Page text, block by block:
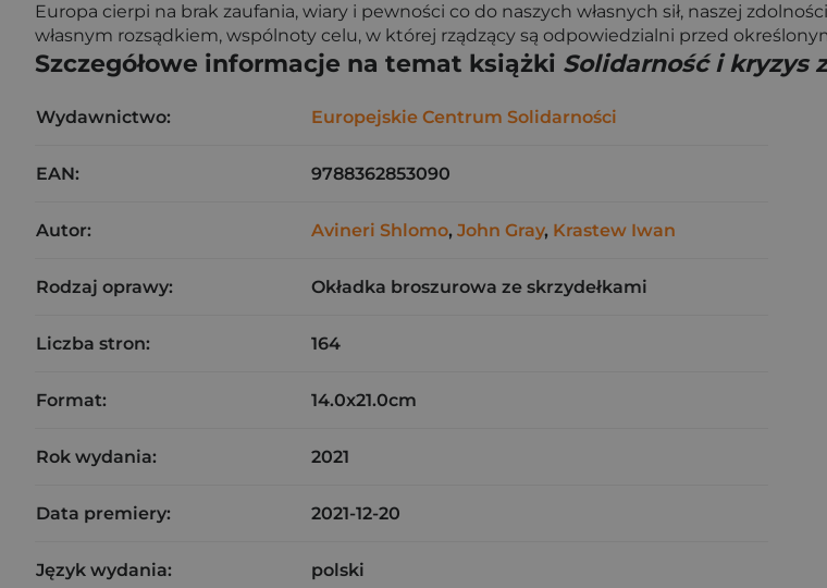
Europa cierpi na brak zaufania, wiary i pewności co do naszych własnych sił, naszej
własnym rozsądkiem, wspólnoty celu, w której rządzący są odpowiedzialni przed
Szczegółowe informacje na temat książki Solidarność i kryzys
Wydawnictwo: Europejskie Centrum Solidarności
EAN: 9788362853090
Autor: Avineri Shlomo, John Gray, Krastew Iwan
Rodzaj oprawy: Okładka broszurowa ze skrzydełkami
Liczba stron: 164
Format: 14.0x21.0cm
Rok wydania: 2021
Data premiery: 2021-12-20
Język wydania: polski